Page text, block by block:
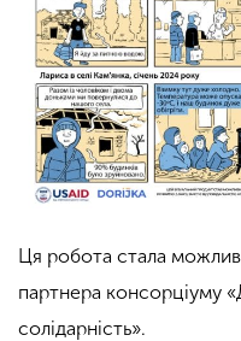
Ця робота стала
партнера консорціуму
солідарність».